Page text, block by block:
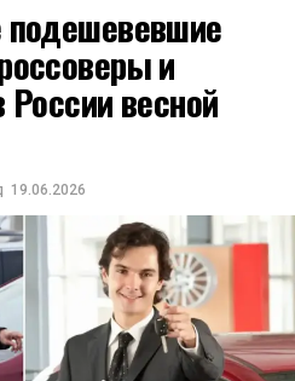
и
весной
19.06.2026